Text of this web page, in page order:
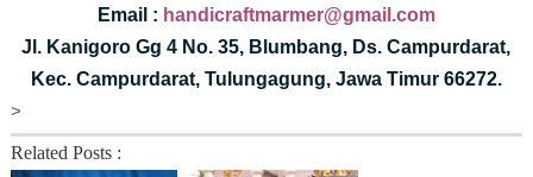
Email : handicraftmarmer@gmail.com
Jl. Kanigoro Gg 4 No. 35, Blumbang, Ds. Campurdarat,
Kec. Campurdarat, Tulungagung, Jawa Timur 66272.
>
Related Posts :